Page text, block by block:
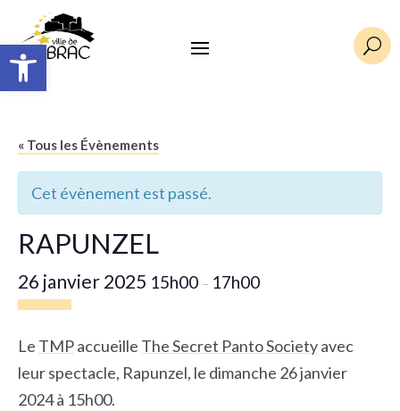
Ouvrir la barre d’outils U
« Tous les Évènements
Cet évènement est passé.
RAPUNZEL
26 janvier 2025 15h00 – 17h00
Le TMPaccueille The Secret Panto Societyavec
leur spectacle, Rapunzel, le dimanche 26 janvier
2024 à 15h00.